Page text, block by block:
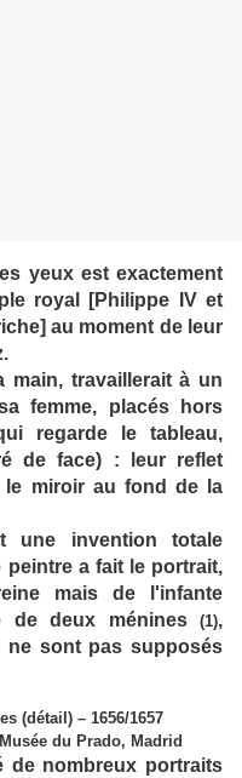
yeux est exactement
royal [Philippe IV et
au moment de leur
main, travaillerait à un
femme, placés hors
regarde le tableau,
de face) : leur reflet
le miroir au fond de la
une invention totale
a fait le portrait,
mais de l'infante
de deux ménines (1),
sont pas supposés
(détail) – 1656/1657
du Prado, Madrid
de nombreux portraits